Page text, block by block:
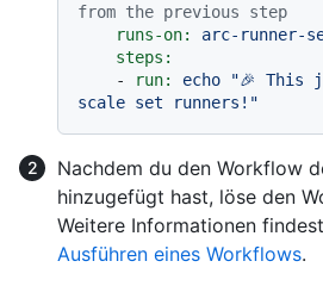
from the previous step
runs-on:
arc-runner-
steps:
-
run: echo
"🎉 This
scale set runners!"
Nachdem du den Workflow
hinzugefügt hast, löse den
Weitere Informationen
Ausführen eines Workflows.